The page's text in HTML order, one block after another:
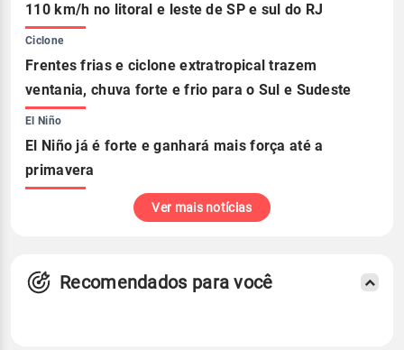
110 km/h no litoral e leste de SP e sul do RJ
Ciclone
Frentes frias e ciclone extratropical trazem
ventania, chuva forte e frio para o Sul e Sudeste
El Niño
El Niño já é forte e ganhará mais força até a
primavera
Ver mais notícias
Recomendados para você